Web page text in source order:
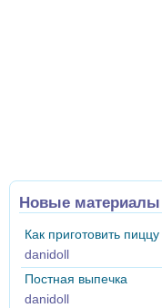
Новые материалы
Как приготовить пиццу
danidoll
Постная выпечка
danidoll